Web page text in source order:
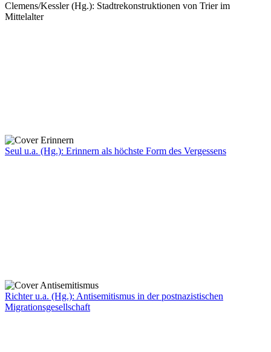
Clemens/Kessler (Hg.): Stadtrekonstruktionen von Trier im
Mittelalter
Seul u.a. (Hg.): Erinnern als höchste Form des Vergessens
Richter u.a. (Hg.): Antisemitismus in der postnazistischen
Migrationsgesellschaft